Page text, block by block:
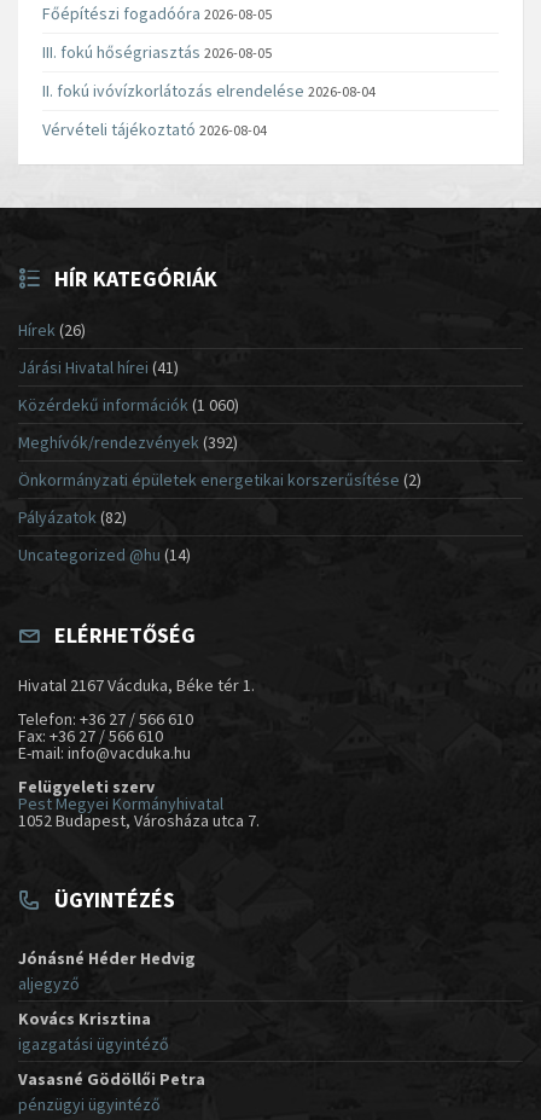
Főépítészi fogadóóra 2026-08-05
III. fokú hőségriasztás 2026-08-05
II. fokú ivóvízkorlátozás elrendelése 2026-08-04
Vérvételi tájékoztató 2026-08-04
HÍR KATEGÓRIÁK
Hírek(26)
Járási Hivatal hírei (41)
Közérdekű információk(1 060)
Meghívók/rendezvények (392)
Önkormányzati épületek energetikai korszerűsítése (2)
Pályázatok (82)
Uncategorized @hu (14)
ELÉRHETŐSÉG
Hivatal 2167 Vácduka, Béke tér 1.
Telefon: +36 27 / 566 610
Fax: +36 27 / 566 610
E-mail: info@vacduka.hu
Felügyeleti szerv
Pest Megyei Kormányhivatal
1052 Budapest, Városháza utca 7.
ÜGYINTÉZÉS
Jónásné Héder Hedvig
aljegyző
Kovács Krisztina
igazgatási ügyintéző
Vasasné Gödöllői Petra
pénzügyi ügyintéző